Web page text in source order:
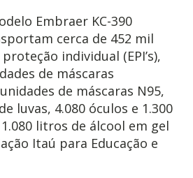
Embraer KC-390
cerca de 452 mil
individual (EPI’s),
de máscaras
de máscaras N95,
luvas, 4.080 óculos e 1.300
litros de álcool em gel
Itaú para Educação e